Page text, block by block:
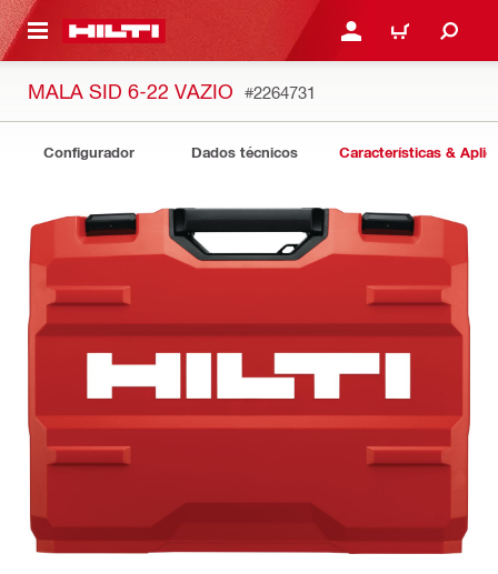
CONTENT ENTRAR OU REGISTAR
CARRINHO
MALA SID 6-22 VAZIO #2264731
Configurador Dados técnicos Características &